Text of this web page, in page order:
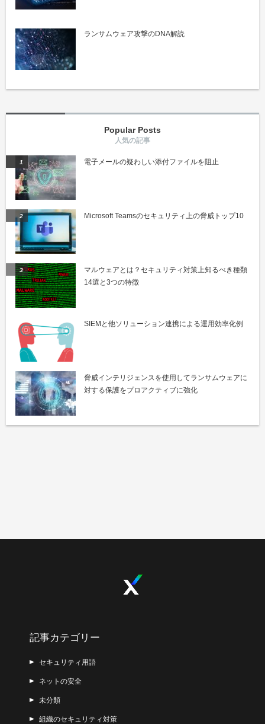
ランサムウェア攻撃のDNA解読
Popular Posts
電子メールの疑わしい添付ファイルを阻止
Microsoft Teamsのセキュリティ上の脅威トップ10
マルウェアとは？セキュリティ対策上知るべき種類
14選と3つの特徴
SIEMと他ソリューション連携による運用効率化例
脅威インテリジェンスを使用してランサムウェアに
対する保護をプロアクティブに強化
記事カテゴリー
セキュリティ用語
ネットの安全
未分類
組織のセキュリティ対策